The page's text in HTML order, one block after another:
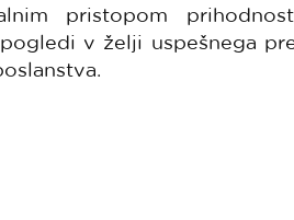
pristopom
v želji uspešnega